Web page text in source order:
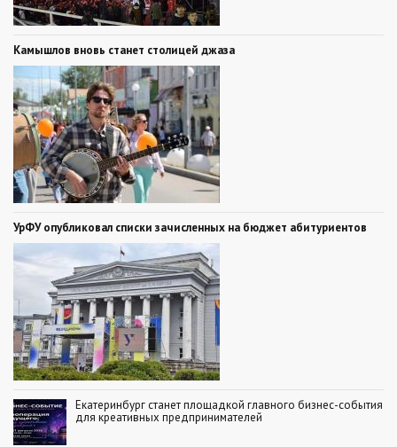
Камышлов вновь станет столицей джаза
УрФУ опубликовал списки зачисленных на бюджет абитуриентов
Екатеринбург станет площадкой главного бизнес-события
для креативных предпринимателей